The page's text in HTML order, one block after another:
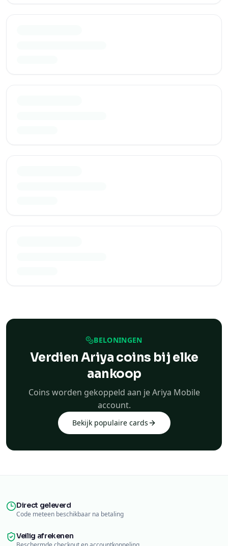
BELONINGEN
Verdien Ariya coins bij elke
aankoop
Coins worden gekoppeld aan je Ariya Mobile
account.
Bekijk populaire cards
Direct geleverd
Code meteen beschikbaar na betaling
Veilig afrekenen